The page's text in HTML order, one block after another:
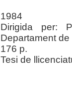
1984
Dirigida per:
Departament
176 p.
Tesi de